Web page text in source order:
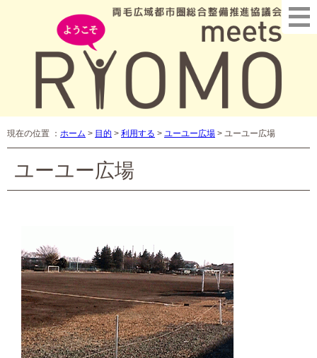
現在の位置 ： ホーム > 目的 > 利用する > ユーユー広場 > ユーユー広場
ユーユー広場